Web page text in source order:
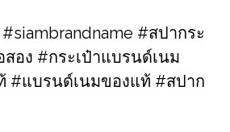
#สปากระ
สอง #กระเป๋าแบรนด์เนม
#แบรนด์เนมของแท้ #สปาก